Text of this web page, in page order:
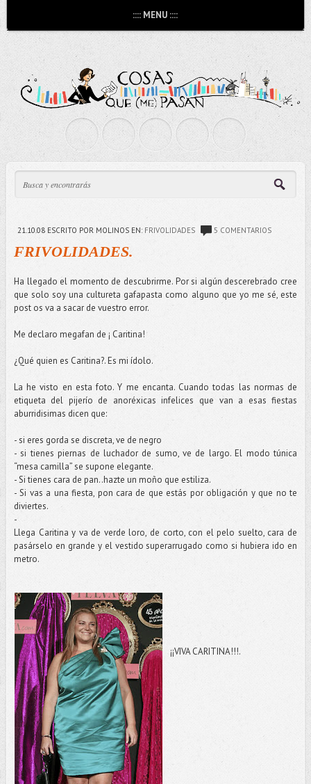
:::: MENU ::::
21.10.08ESCRITO POR MOLINOS EN: FRIVOLIDADES 5 COMENTARIOS
FRIVOLIDADES.
Ha llegado el momento de descubrirme. Por si algún descerebrado cree
que solo soy una cultureta gafapasta como alguno que yo me sé, este
post os va a sacar de vuestro error.
Me declaro megafan de ¡ Caritina!
¿Qué quien es Caritina?. Es mi ídolo.
La he visto en esta foto. Y me encanta. Cuando todas las normas de
etiqueta del pijerío de anoréxicas infelices que van a esas fiestas
aburridisimas dicen que:
- si eres gorda se discreta, ve de negro
- si tienes piernas de luchador de sumo, ve de largo. El modo túnica
“mesa camilla” se supone elegante.
- Si tienes cara de pan..hazte un moño que estiliza.
- Si vas a una fiesta, pon cara de que estás por obligación y que no te
diviertes.
-
Llega Caritina y va de verde loro, de corto, con el pelo suelto, cara de
pasárselo en grande y el vestido superarrugado como si hubiera ido en
metro.
¡¡VIVA CARITINA!!!.